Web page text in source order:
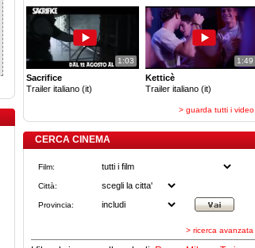
1:03
Sacrifice
Trailer italiano (it)
1:49
Ketticè
Trailer italiano (it)
> guarda tutti i video
CERCA CINEMA
Film:
Città:
Provincia:
> ricerca avanzata